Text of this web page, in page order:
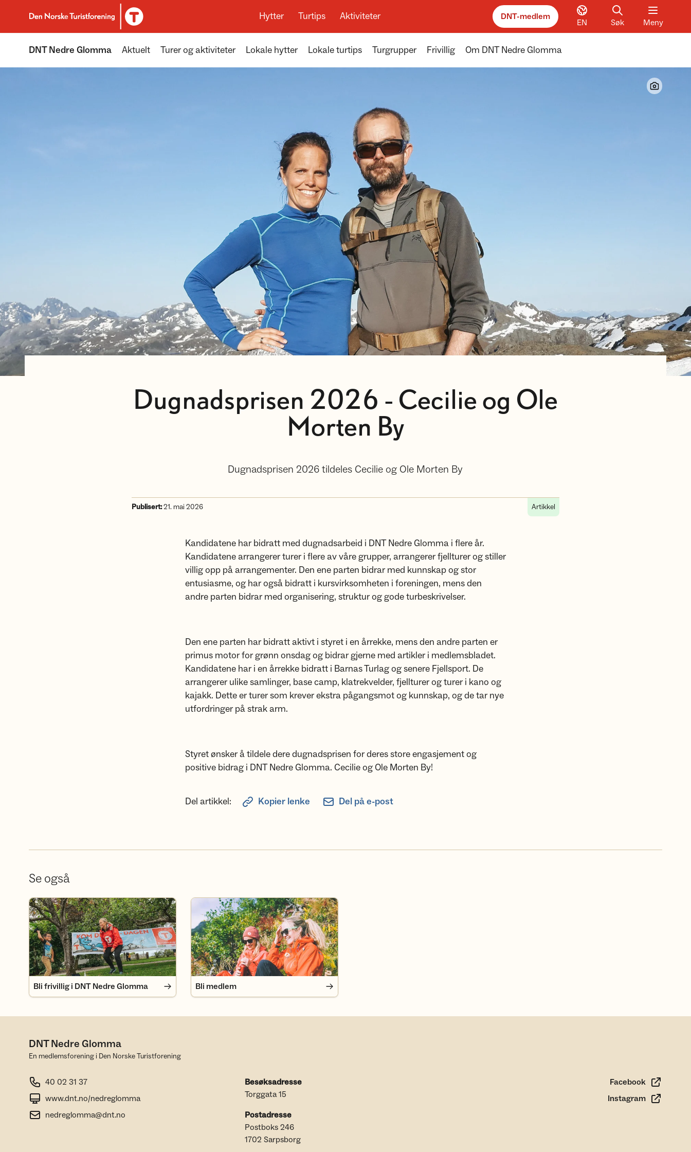
Til DNT.no forside
Hytter Turtips Aktiviteter DNT-medlem
EN Søk Meny
DNT Nedre Glomma Aktuelt Turer og aktiviteter Lokale hytter Lokale turtips Turgrupper Frivillig Om DNT Nedre Glomma
Dugnadsprisen 2026 - Cecilie og Ole
Morten By
Dugnadsprisen 2026 tildeles Cecilie og Ole Morten By
Publisert:21. mai 2026 Artikkel
Kandidatene har bidratt med dugnadsarbeid i DNT Nedre Glomma i flere år.
Kandidatene arrangerer turer i flere av våre grupper, arrangerer fjellturer og stiller
villig opp på arrangementer. Den ene parten bidrar med kunnskap og stor
entusiasme, og har også bidratt i kursvirksomheten i foreningen, mens den
andre parten bidrar med organisering, struktur og gode turbeskrivelser.
Den ene parten har bidratt aktivt i styret i en årrekke, mens den andre parten er
primus motor for grønn onsdag og bidrar gjerne med artikler i medlemsbladet.
Kandidatene har i en årrekke bidratt i Barnas Turlag og senere Fjellsport. De
arrangerer ulike samlinger, base camp, klatrekvelder, fjellturer og turer i kano og
kajakk. Dette er turer som krever ekstra pågangsmot og kunnskap, og de tar nye
utfordringer på strak arm.
Styret ønsker å tildele dere dugnadsprisen for deres store engasjement og
positive bidrag i DNT Nedre Glomma. Cecilie og Ole Morten By!
Del artikkel: Kopier lenke Del på e-post
Se også
Bli frivillig i DNT Nedre Glomma
Bli frivillig i DNT Nedre Glomma
Bli medlem
Bli medlem
DNT Nedre Glomma
En medlemsforening i Den Norske Turistforening
40 02 31 37
www.dnt.no/nedreglomma
nedreglomma@dnt.no
Besøksadresse
Torggata 15
Postadresse
Postboks 246
1702 Sarpsborg
Facebook
Instagram